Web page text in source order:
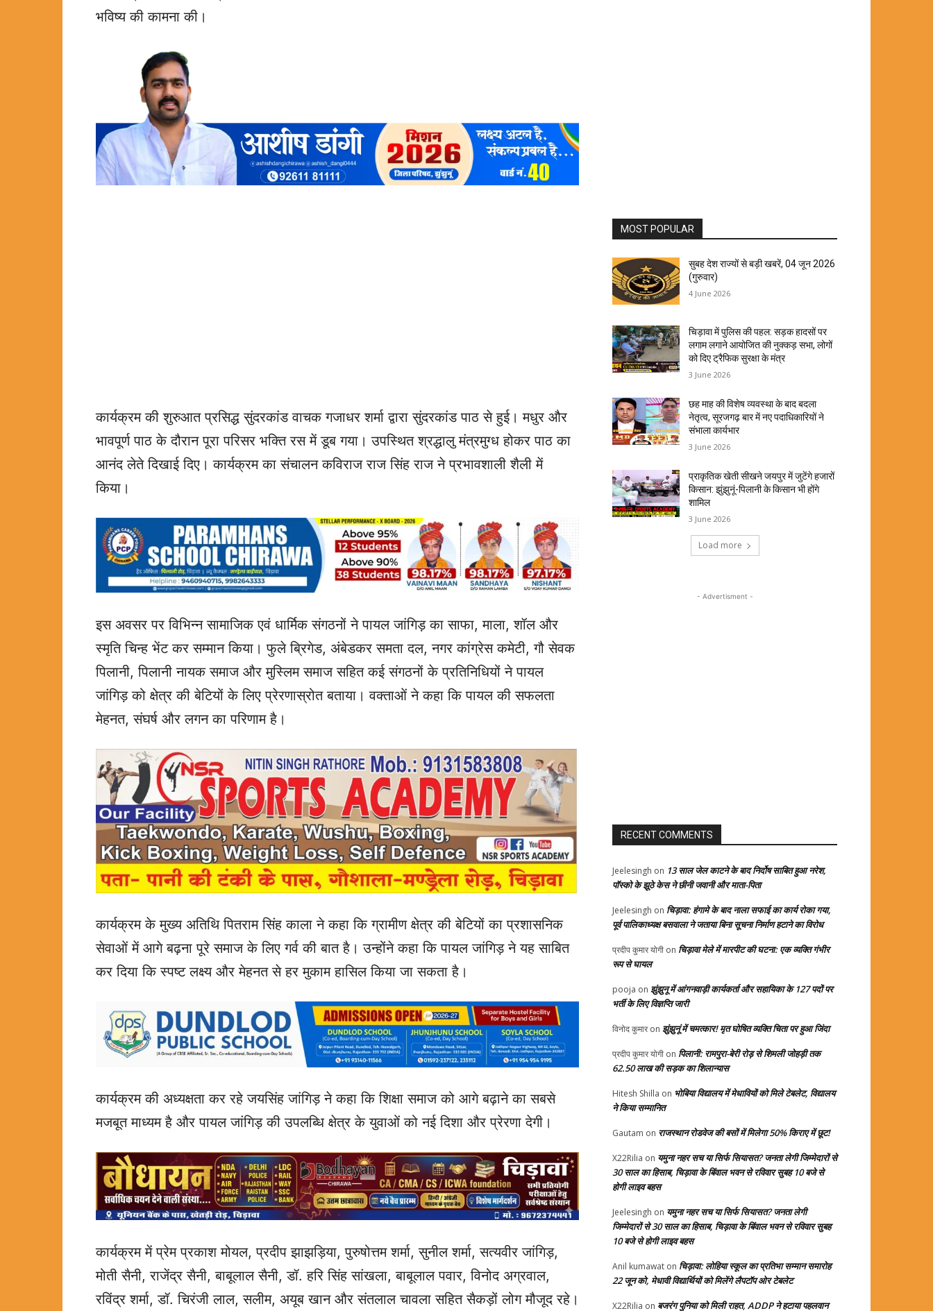
भविष्य की कामना की।
कार्यक्रम की शुरुआत प्रसिद्ध सुंदरकांड वाचक गजाधर शर्मा द्वारा सुंदरकांड पाठ से हुई। मधुर और
भावपूर्ण पाठ के दौरान पूरा परिसर भक्ति रस में डूब गया। उपस्थित श्रद्धालु मंत्रमुग्ध होकर पाठ का
आनंद लेते दिखाई दिए। कार्यक्रम का संचालन कविराज राज सिंह राज ने प्रभावशाली शैली में
किया।
इस अवसर पर विभिन्न सामाजिक एवं धार्मिक संगठनों ने पायल जांगिड़ का साफा, माला, शॉल और
स्मृति चिन्ह भेंट कर सम्मान किया। फुले ब्रिगेड, अंबेडकर समता दल, नगर कांग्रेस कमेटी, गौ सेवक
पिलानी, पिलानी नायक समाज और मुस्लिम समाज सहित कई संगठनों के प्रतिनिधियों ने पायल
जांगिड़ को क्षेत्र की बेटियों के लिए प्रेरणास्रोत बताया। वक्ताओं ने कहा कि पायल की सफलता
मेहनत, संघर्ष और लगन का परिणाम है।
कार्यक्रम के मुख्य अतिथि पितराम सिंह काला ने कहा कि ग्रामीण क्षेत्र की बेटियों का प्रशासनिक
सेवाओं में आगे बढ़ना पूरे समाज के लिए गर्व की बात है। उन्होंने कहा कि पायल जांगिड़ ने यह साबित
कर दिया कि स्पष्ट लक्ष्य और मेहनत से हर मुकाम हासिल किया जा सकता है।
कार्यक्रम की अध्यक्षता कर रहे जयसिंह जांगिड़ ने कहा कि शिक्षा समाज को आगे बढ़ाने का सबसे
मजबूत माध्यम है और पायल जांगिड़ की उपलब्धि क्षेत्र के युवाओं को नई दिशा और प्रेरणा देगी।
कार्यक्रम में प्रेम प्रकाश मोयल, प्रदीप झाझड़िया, पुरुषोत्तम शर्मा, सुनील शर्मा, सत्यवीर जांगिड़,
मोती सैनी, राजेंद्र सैनी, बाबूलाल सैनी, डॉ. हरि सिंह सांखला, बाबूलाल पवार, विनोद अग्रवाल,
रविंद्र शर्मा, डॉ. चिरंजी लाल, सलीम, अयूब खान और संतलाल चावला सहित सैकड़ों लोग मौजूद रहे।
MOST POPULAR
सुबह देश राज्यों से बड़ी खबरें, 04 जून 2026
(गुरुवार)
4 June 2026
चिड़ावा में पुलिस की पहल: सड़क हादसों पर
लगाम लगाने आयोजित की नुक्कड़ सभा, लोगों
को दिए ट्रैफिक सुरक्षा के मंत्र
3 June 2026
छह माह की विशेष व्यवस्था के बाद बदला
नेतृत्व, सूरजगढ़ बार में नए पदाधिकारियों ने
संभाला कार्यभार
3 June 2026
प्राकृतिक खेती सीखने जयपुर में जुटेंगे हजारों
किसान: झुंझुनूं-पिलानी के किसान भी होंगे
शामिल
3 June 2026
Load more
- Advertisment -
RECENT COMMENTS
Jeelesingh on 13 साल जेल काटने के बाद निर्दोष साबित हुआ नरेश,
पॉस्को के झूठे केस ने छीनी जवानी और माता-पिता
Jeelesingh on चिड़ावा: हंगामे के बाद नाला सफाई का कार्य रोका गया,
पूर्व पालिकाध्यक्ष बसवाला ने जताया बिना सूचना निर्माण हटाने का विरोध
प्रदीप कुमार योगी on चिड़ावा मेले में मारपीट की घटना: एक व्यक्ति गंभीर
रूप से घायल
pooja on झुंझुनू में आंगनवाड़ी कार्यकर्ता और सहायिका के 127 पदों पर
भर्ती के लिए विज्ञप्ति जारी
विनोद कुमारon झुंझुनूं में चमत्कार! मृत घोषित व्यक्ति चिता पर हुआ जिंदा
प्रदीप कुमार योगी on पिलानी: रामपुरा-बेरी रोड़ से शिमली जोहड़ी तक
62.50 लाख की सड़क का शिलान्यास
Hitesh Shilla on भोबिया विद्यालय में मेधावियों को मिले टेबलेट, विद्यालय
ने किया सम्मानित
Gautam on राजस्थान रोडवेज की बसों में मिलेगा 50% किराए में छूट!
X22Rilia on यमुना नहर सच या सिर्फ सियासत? जनता लेगी जिम्मेदारों से
30 साल का हिसाब, चिड़ावा के बिंवाल भवन से रविवार सुबह 10 बजे से
होगी लाइव बहस
Jeelesingh on यमुना नहर सच या सिर्फ सियासत? जनता लेगी
जिम्मेदारों से 30 साल का हिसाब, चिड़ावा के बिंवाल भवन से रविवार सुबह
10 बजे से होगी लाइव बहस
Anil kumawat on चिड़ावा: लोहिया स्कूल का प्रतिभा सम्मान समारोह
22 जून को, मेधावी विद्यार्थियों को मिलेंगे लैपटॉप ओर टेबलेट
X22Rilia on बजरंग पुनिया को मिली राहत, ADDP ने हटाया पहलवान